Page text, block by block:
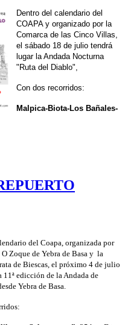
Dentro del calendario del
COAPA y organizado por la
Comarca de las Cinco Villas,
el sábado 18 de julio tendrá
lugar la Andada Nocturna
"Ruta del Diablo",
Con dos recorridos:
Malpica-Biota-Los Bañales-
del Coapa, organizada por
Zoque de Yebra de Basa y la
de Biescas, el próximo 4 de julio
11ª edicción de la Andada de
Yebra de Basa.